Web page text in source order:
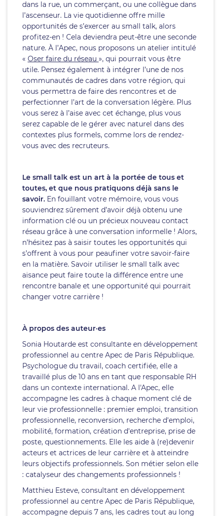
dans la rue, un commerçant, ou une collègue dans
l’ascenseur. La vie quotidienne offre mille
opportunités de s’exercer au small talk, alors
profitez-en ! Cela deviendra peut-être une seconde
nature. À l’Apec, nous proposons un atelier intitulé
« Oser faire du réseau », qui pourrait vous être
utile. Pensez également à intégrer l’une de nos
communautés de cadres dans votre région, qui
vous permettra de faire des rencontres et de
perfectionner l’art de la conversation légère. Plus
vous serez à l’aise avec cet échange, plus vous
serez capable de le gérer avec naturel dans des
contextes plus formels, comme lors de rendez-
vous avec des recruteurs.
Le small talk est un art à la portée de tous et
toutes, et que nous pratiquons déjà sans le
savoir. En fouillant votre mémoire, vous vous
souviendrez sûrement d’avoir déjà obtenu une
information clé ou un précieux nouveau contact
réseau grâce à une conversation informelle ! Alors,
n’hésitez pas à saisir toutes les opportunités qui
s’offrent à vous pour peaufiner votre savoir-faire
en la matière. Savoir utiliser le small talk avec
aisance peut faire toute la différence entre une
rencontre banale et une opportunité qui pourrait
changer votre carrière !
À propos des auteur·es
Sonia Houtarde est consultante en développement
professionnel au centre Apec de Paris République.
Psychologue du travail, coach certifiée, elle a
travaillé plus de 10 ans en tant que responsable RH
dans un contexte international. A l'Apec, elle
accompagne les cadres à chaque moment clé de
leur vie professionnelle : premier emploi, transition
professionnelle, reconversion, recherche d'emploi,
mobilité, formation, création d'entreprise, prise de
poste, questionnements. Elle les aide à (re)devenir
acteurs et actrices de leur carrière et à atteindre
leurs objectifs professionnels. Son métier selon elle
: catalyseur des changements professionnels !
Matthieu Esteve, consultant en développement
professionnel au centre Apec de Paris République,
accompagne depuis 7 ans, les cadres tout au long